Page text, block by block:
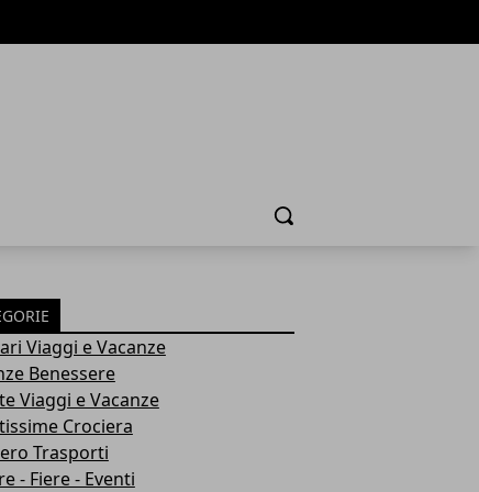
Cerca
Viaggi e Vacanze
Benessere
Viaggi e Vacanze
Crociera
Trasporti
- Fiere - Eventi